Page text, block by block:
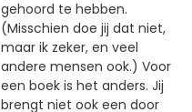
gehoord te hebben.
(Misschien doe jij dat niet,
maar ik zeker, en veel
andere mensen ook.) Voor
een boek is het anders. Jij
brengt niet ook een door